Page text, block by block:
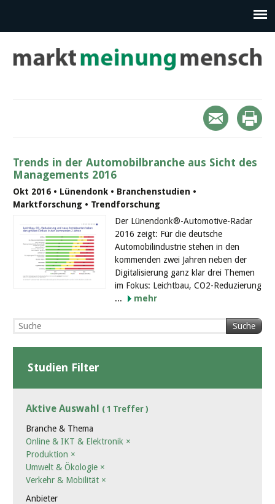
Trends in der Automobilbranche aus Sicht des
Managements 2016
Okt 2016 • Lünendonk • Branchenstudien •
Marktforschung • Trendforschung
Der Lünendonk®-Automotive-Radar
2016 zeigt: Für die deutsche
Automobilindustrie stehen in den
kommenden zwei Jahren neben der
Digitalisierung ganz klar drei Themen
im Fokus: Leichtbau, CO2-Reduzierung
...
mehr
Suche
Studien Filter
Aktive Auswahl ( 1 Treffer )
Branche & Thema
Online & IKT & Elektronik ×
Produktion ×
Umwelt & Ökologie ×
Verkehr & Mobilität ×
Anbieter